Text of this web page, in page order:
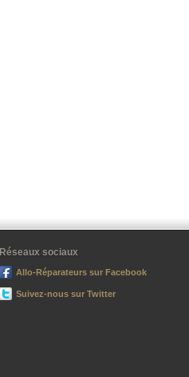
Réseaux sociaux
Allo-Réparateurs sur Facebook
Suivez-nous sur Twitter